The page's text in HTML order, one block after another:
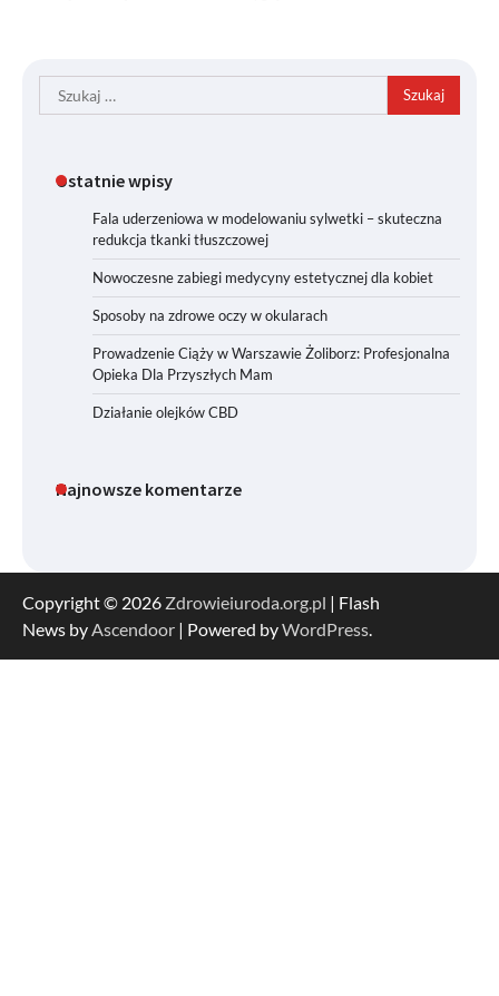
Szukaj:
Ostatnie wpisy
Fala uderzeniowa w modelowaniu sylwetki – skuteczna
redukcja tkanki tłuszczowej
Nowoczesne zabiegi medycyny estetycznej dla kobiet
Sposoby na zdrowe oczy w okularach
Prowadzenie Ciąży w Warszawie Żoliborz: Profesjonalna
Opieka Dla Przyszłych Mam
Działanie olejków CBD
Najnowsze komentarze
Copyright © 2026 Zdrowieiuroda.org.pl | Flash
News byAscendoor | Powered byWordPress.